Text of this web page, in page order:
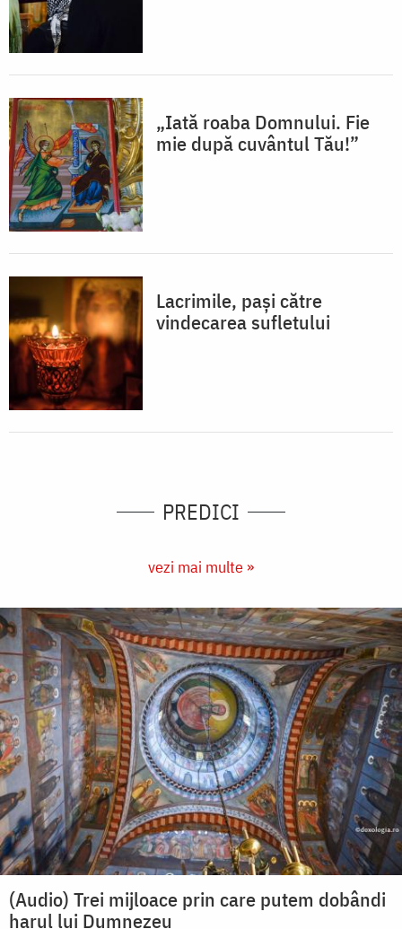
„Iată roaba Domnului. Fie
mie după cuvântul Tău!”
Lacrimile, pași către
vindecarea sufletului
PREDICI
vezi mai multe »
(Audio) Trei mijloace prin care putem dobândi
harul lui Dumnezeu